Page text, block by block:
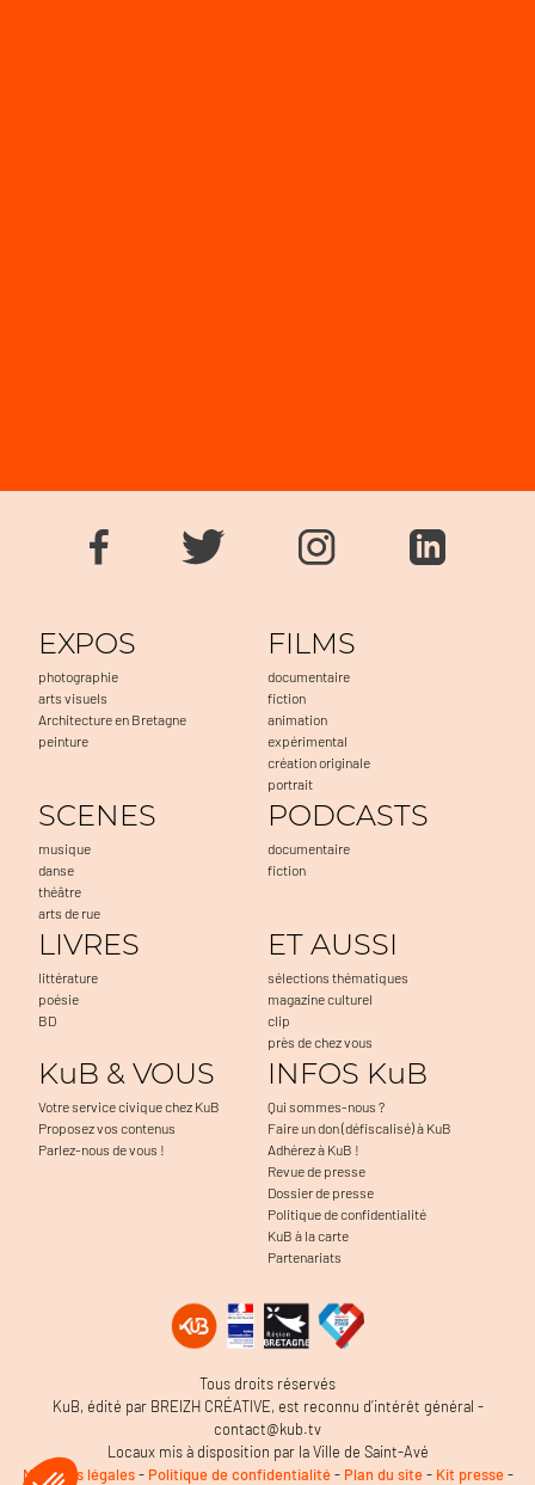
EXPOS
photographie
arts visuels
Architecture en Bretagne
peinture
FILMS
documentaire
fiction
animation
expérimental
création originale
portrait
SCENES
musique
danse
théâtre
arts de rue
PODCASTS
documentaire
fiction
LIVRES
littérature
poésie
BD
ET AUSSI
sélections thématiques
magazine culturel
clip
près de chez vous
KuB & VOUS
Votre service civique chez KuB
Proposez vos contenus
Parlez-nous de vous !
INFOS KuB
Qui sommes-nous ?
Faire un don (défiscalisé) à KuB
Adhérez à KuB !
Revue de presse
Dossier de presse
Politique de confidentialité
KuB à la carte
Partenariats
Tous droits réservés
KuB, édité par BREIZH CRÉATIVE, est reconnu d’intérêt général -
contact@kub.tv
Locaux mis à disposition par la Ville de Saint-Avé
Mentions légales- Politique de confidentialité- Plan du site- Kit presse-